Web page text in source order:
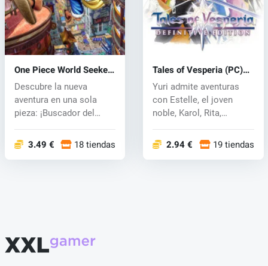
One Piece World Seeker
(PC) CD key
Descubre la nueva
aventura en una sola
pieza: ¡Buscador del
3.49 € 18 tiendas
Tales of Vesperia (PC)
CD key
Yuri admite aventuras
con Estelle, el joven
noble, Karol, Rita,
2.94 € 19 tiendas